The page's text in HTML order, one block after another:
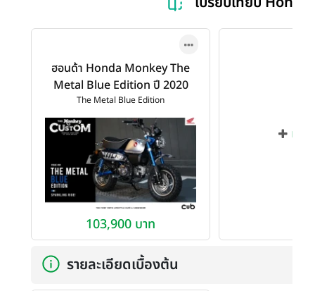
ฮอนด้า Honda Monkey The
Metal Blue Edition ปี 2020
The Metal Blue Edition
103,900 บาท
เพิ่
รายละเอียดเบื้องต้น